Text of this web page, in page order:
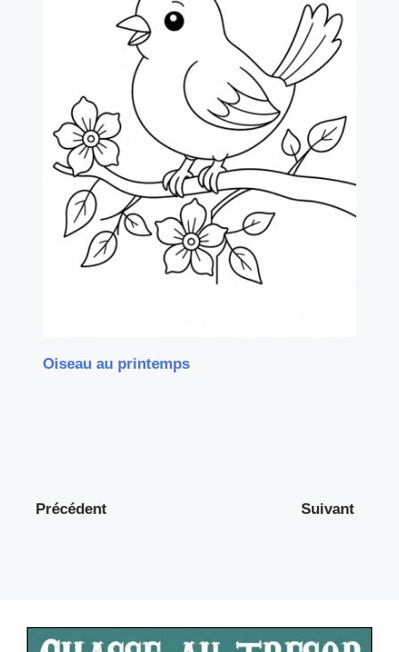
Oiseau au printemps
Précédent Suivant